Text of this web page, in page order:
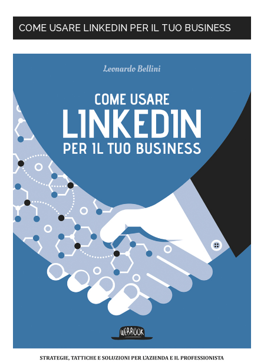
COME USARE LINKEDIN PER IL TUO BUSINESS